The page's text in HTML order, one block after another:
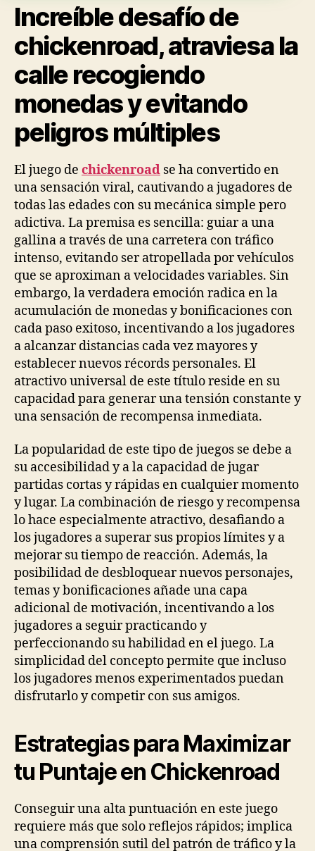
Increíble desafío de
chickenroad, atraviesa la
calle recogiendo
monedas y evitando
peligros múltiples
El juego de chickenroad se ha convertido en
una sensación viral, cautivando a jugadores de
todas las edades con su mecánica simple pero
adictiva. La premisa es sencilla: guiar a una
gallina a través de una carretera con tráfico
intenso, evitando ser atropellada por vehículos
que se aproximan a velocidades variables. Sin
embargo, la verdadera emoción radica en la
acumulación de monedas y bonificaciones con
cada paso exitoso, incentivando a los jugadores
a alcanzar distancias cada vez mayores y
establecer nuevos récords personales. El
atractivo universal de este título reside en su
capacidad para generar una tensión constante y
una sensación de recompensa inmediata.
La popularidad de este tipo de juegos se debe a
su accesibilidad y a la capacidad de jugar
partidas cortas y rápidas en cualquier momento
y lugar. La combinación de riesgo y recompensa
lo hace especialmente atractivo, desafiando a
los jugadores a superar sus propios límites y a
mejorar su tiempo de reacción. Además, la
posibilidad de desbloquear nuevos personajes,
temas y bonificaciones añade una capa
adicional de motivación, incentivando a los
jugadores a seguir practicando y
perfeccionando su habilidad en el juego. La
simplicidad del concepto permite que incluso
los jugadores menos experimentados puedan
disfrutarlo y competir con sus amigos.
Estrategias para Maximizar
tu Puntaje en Chickenroad
Conseguir una alta puntuación en este juego
requiere más que solo reflejos rápidos; implica
una comprensión sutil del patrón de tráfico y la